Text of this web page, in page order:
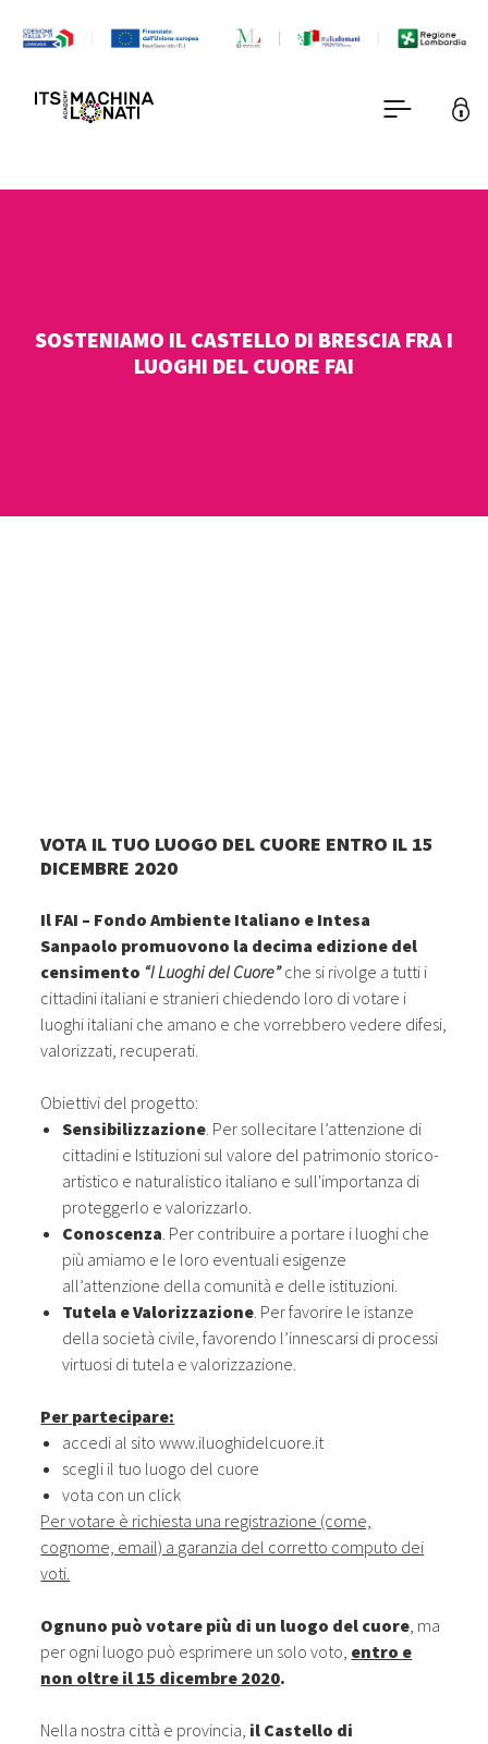
SOSTENIAMO IL CASTELLO DI BRESCIA FRA I
LUOGHI DEL CUORE FAI
VOTA IL TUO LUOGO DEL CUORE ENTRO IL 15
DICEMBRE 2020
Il FAI – Fondo Ambiente Italiano e Intesa
Sanpaolo promuovono la decima edizione del
censimento “I Luoghi del Cuore”che si rivolge a tutti i
cittadini italiani e stranieri chiedendo loro di votare i
luoghi italiani che amano e che vorrebbero vedere difesi,
valorizzati, recuperati.
Obiettivi del progetto:
Sensibilizzazione. Per sollecitare l’attenzione di
cittadini e Istituzioni sul valore del patrimonio storico-
artistico e naturalistico italiano e sull'importanza di
proteggerlo e valorizzarlo.
Conoscenza. Per contribuire a portare i luoghi che
più amiamo e le loro eventuali esigenze
all’attenzione della comunità e delle istituzioni.
Tutela e Valorizzazione. Per favorire le istanze
della società civile, favorendo l’innescarsi di processi
virtuosi di tutela e valorizzazione.
Per partecipare:
accedi al sitowww.iluoghidelcuore.it
scegli il tuo luogo del cuore
vota con un click
Per votare è richiesta una registrazione (come,
cognome, email) a garanzia del corretto computo dei
voti.
Ognuno può votare più di un luogo del cuore, ma
per ogni luogo può esprimere un solo voto, entro e
non oltre il 15 dicembre 2020.
Nella nostra città e provincia, il Castello di